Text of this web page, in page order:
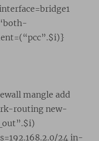
mangle add
routing new-
24 in-